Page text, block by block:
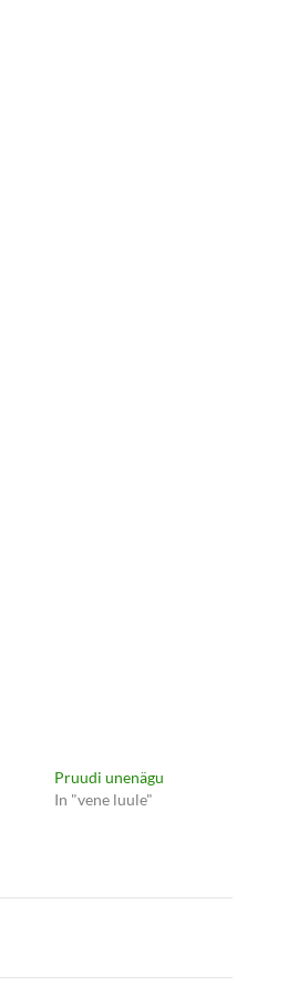
Pruudi unenägu
In "vene luule"